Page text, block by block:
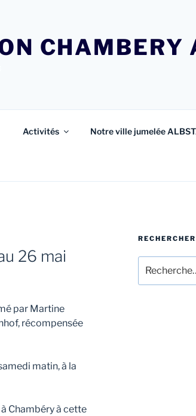
CHAMBERY
Activités Notre ville jumelée
26 mai
par Martine
récompensée
matin, à la
Chambéry à cette
RECHERCHER
pour
: